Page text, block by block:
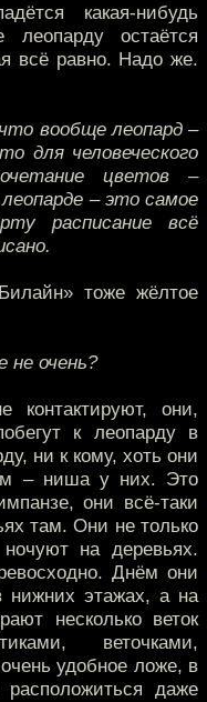
какая-нибудь
остаётся
всё равно. Надо же.
вообще леопард –
для человеческого
цветов –
– это самое
расписание всё
тоже жёлтое
не очень?
они,
к леопарду в
ни к кому, хоть они
– ниша у них. Это
они всё-таки
там. Они не только
на деревьях.
Днём они
нижних этажах, а на
несколько веток
веточками,
удобное ложе, в
даже